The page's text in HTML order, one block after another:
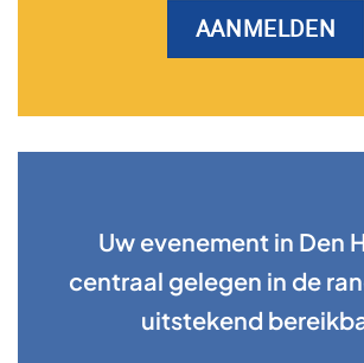
AANMELDEN
Uw evenement in Den
centraal gelegen in de
uitstekend